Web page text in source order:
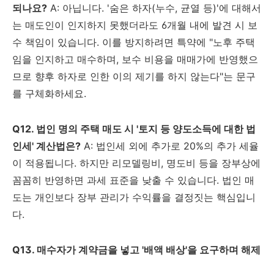
되나요? A: 아닙니다. '숨은 하자(누수, 균열 등)'에 대해서
는 매도인이 인지하지 못했더라도 6개월 내에 발견 시 보
수 책임이 있습니다. 이를 방지하려면 특약에 "노후 주택
임을 인지하고 매수하며, 보수 비용을 매매가에 반영했으
므로 향후 하자로 인한 이의 제기를 하지 않는다"는 문구
를 구체화하세요.
Q12. 법인 명의 주택 매도 시 '토지 등 양도소득에 대한 법
인세' 계산법은? A: 법인세 외에 추가로 20%의 추가 세율
이 적용됩니다. 하지만 리모델링비, 명도비 등을 장부상에
꼼꼼히 반영하면 과세 표준을 낮출 수 있습니다. 법인 매
도는 개인보다 장부 관리가 수익률을 결정짓는 핵심입니
다.
Q13. 매수자가 계약금을 넣고 '배액 배상'을 요구하며 해제